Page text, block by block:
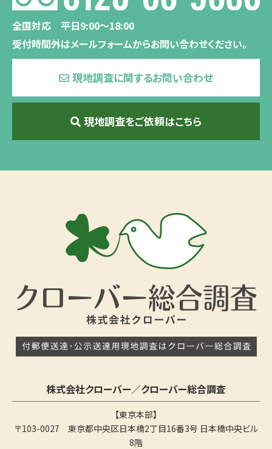
全国対応 平日9:00〜18:00
受付時間外はメールフォームからお問い合わせください。
現地調査に関するお問い合わせ
現地調査をご依頼はこちら
株式会社クローバー／クローバー総合調査
【東京本部】
〒103-0027 東京都中央区日本橋2丁目16番3号 日本橋中央ビル
8階